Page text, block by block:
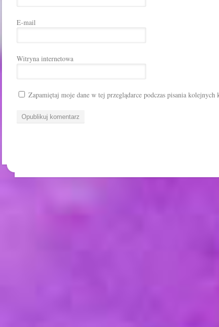
E-mail
Witryna internetowa
Zapamiętaj moje dane w tej przeglądarce podczas pisania kolejnych